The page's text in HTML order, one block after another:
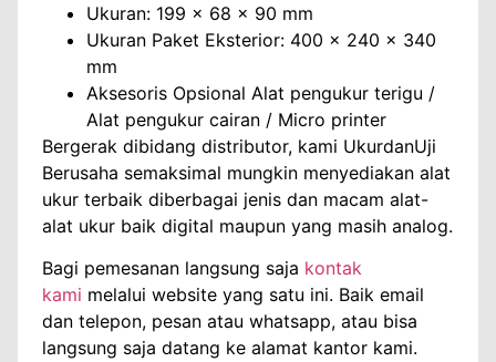
Ukuran: 199 x 68 x 90 mm
Ukuran Paket Eksterior: 400 x 240 x 340
mm
Aksesoris Opsional Alat pengukur terigu /
Alat pengukur cairan / Micro printer
Bergerak dibidang distributor, kami UkurdanUji
Berusaha semaksimal mungkin menyediakan alat
ukur terbaik diberbagai jenis dan macam alat-
alat ukur baik digital maupun yang masih analog.
Bagi pemesanan langsung saja kontak
kami melalui website yang satu ini. Baik email
dan telepon, pesan atau whatsapp, atau bisa
langsung saja datang ke alamat kantor kami.